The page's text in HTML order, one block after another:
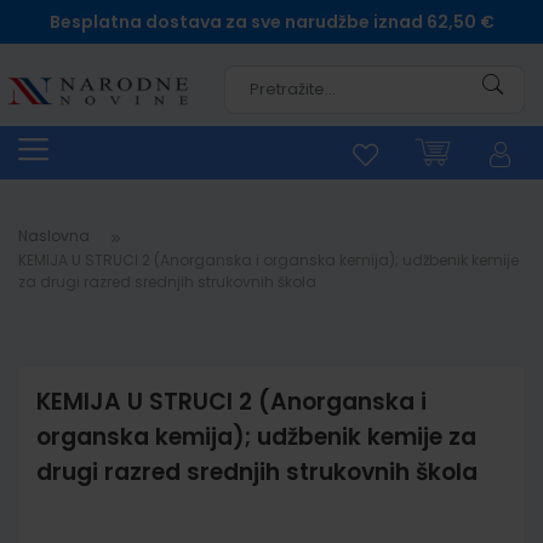
Besplatna dostava za sve narudžbe iznad 62,50 €
Naslovna
KEMIJA U STRUCI 2 (Anorganska i
organska kemija); udžbenik kemije za
drugi razred srednjih strukovnih škola